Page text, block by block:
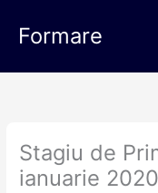
contentFormare
Stagiu de
ianuarie 2020